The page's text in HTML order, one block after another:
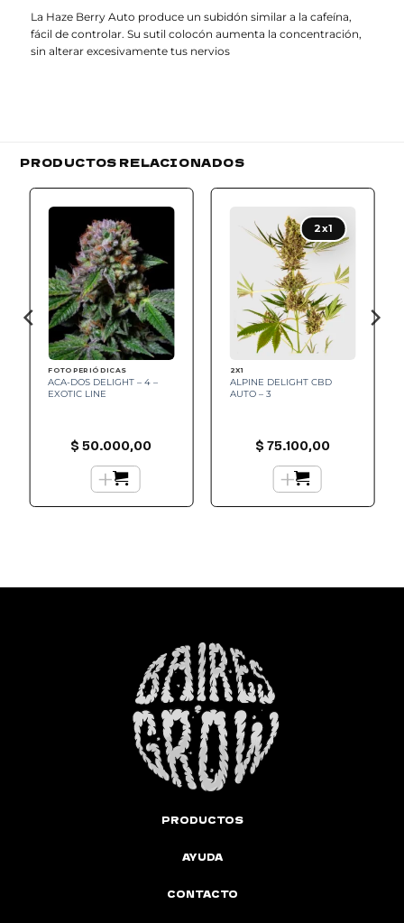
La Haze Berry Auto produce un subidón similar a la cafeína,
fácil de controlar. Su sutil colocón aumenta la concentración,
sin alterar excesivamente tus nervios
PRODUCTOS RELACIONADOS
FOTOPERIÓDICAS
ACA-DOS DELIGHT – 4 –
EXOTIC LINE
$50.000,00
+
2x1
wishlist
2X1
ALPINE DELIGHT CBD
AUTO – 3
$75.100,00
+
PRODUCTOS
AYUDA
CONTACTO